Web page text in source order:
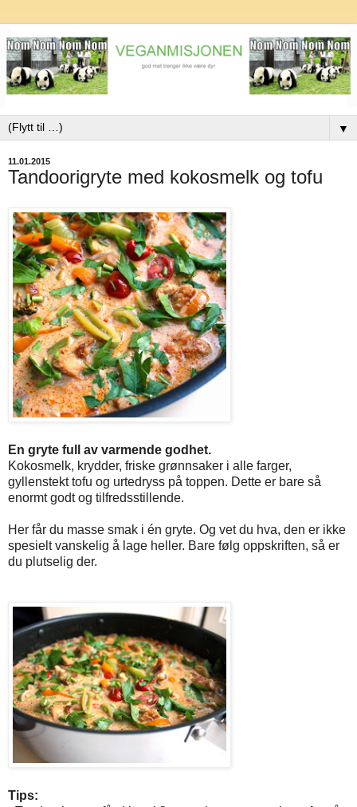
▼
11.01.2015
Tandoorigryte med kokosmelk og tofu
En gryte full av varmende godhet.
Kokosmelk, krydder, friske grønnsaker i alle farger,
gyllenstekt tofu og urtedryss på toppen. Dette er bare så
enormt godt og tilfredsstillende.
Her får du masse smak i én gryte. Og vet du hva, den er ikke
spesielt vanskelig å lage heller. Bare følg oppskriften, så er
du plutselig der.
Tips: